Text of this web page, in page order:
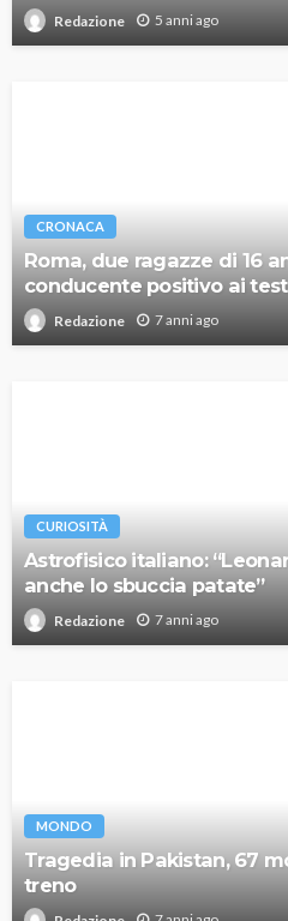
Redazione 5 anni ago
CRONACA
Roma, due ragazze di 16
conducente positivo ai test
Redazione 7 anni ago
CURIOSITÀ
Astrofisico italiano:
anche lo sbuccia patate”
Redazione 7 anni ago
MONDO
Tragedia in Pakistan, 67
treno